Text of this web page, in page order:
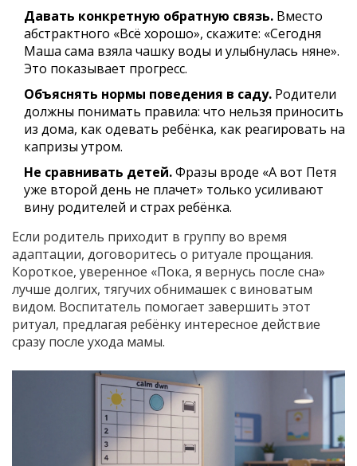
Давать конкретную обратную связь. Вместо
абстрактного «Всё хорошо», скажите: «Сегодня
Маша сама взяла чашку воды и улыбнулась няне».
Это показывает прогресс.
Объяснять нормы поведения в саду. Родители
должны понимать правила: что нельзя приносить
из дома, как одевать ребёнка, как реагировать на
капризы утром.
Не сравнивать детей.Фразы вроде «А вот Петя
уже второй день не плачет» только усиливают
вину родителей и страх ребёнка.
Если родитель приходит в группу во время
адаптации, договоритесь о ритуале прощания.
Короткое, уверенное «Пока, я вернусь после сна»
лучше долгих, тягучих обнимашек с виноватым
видом. Воспитатель помогает завершить этот
ритуал, предлагая ребёнку интересное действие
сразу после ухода мамы.